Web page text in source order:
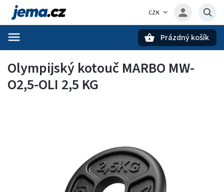
CZK
Prázdný košík
Olympijský kotouč MARBO MW-
O2,5-OLI 2,5 KG